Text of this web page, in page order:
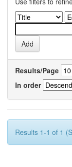
Results/Page
In order
Results 1-1 of 1